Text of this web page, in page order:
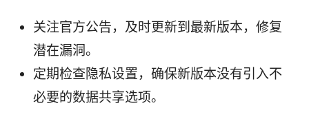
关注官方公告，及时更新到最新版本，修复
潜在漏洞。
定期检查隐私设置，确保新版本没有引入不
必要的数据共享选项。